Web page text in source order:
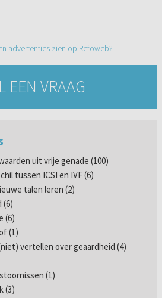
advertenties zien op Refoweb?
EEN VRAAG
uit vrije genade (100)
tussen ICSI en IVF (6)
talen leren (2)
(6)
(6)
(1)
vertellen over geaardheid (4)
(1)
(3)